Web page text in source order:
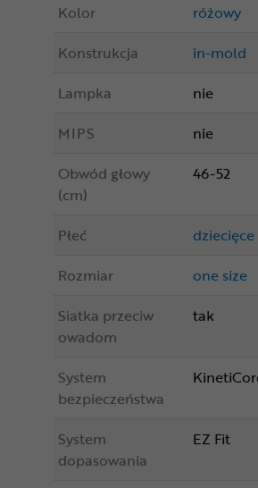
Kolor
różowy
Konstrukcja
in-mold
Lampka
nie
MIPS
nie
Obwód głowy
(cm)
46-52
Płeć
dziecięce
Rozmiar
one size
Siatka przeciw
owadom
tak
System
bezpieczeństwa
System
dopasowania
EZ Fit